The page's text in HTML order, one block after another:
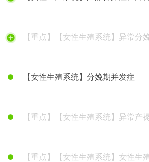
【重点】【女性生殖系统】异常分
【女性生殖系统】分娩期并发症
【重点】【女性生殖系统】异常产
【重点】【女性生殖系统】女性生